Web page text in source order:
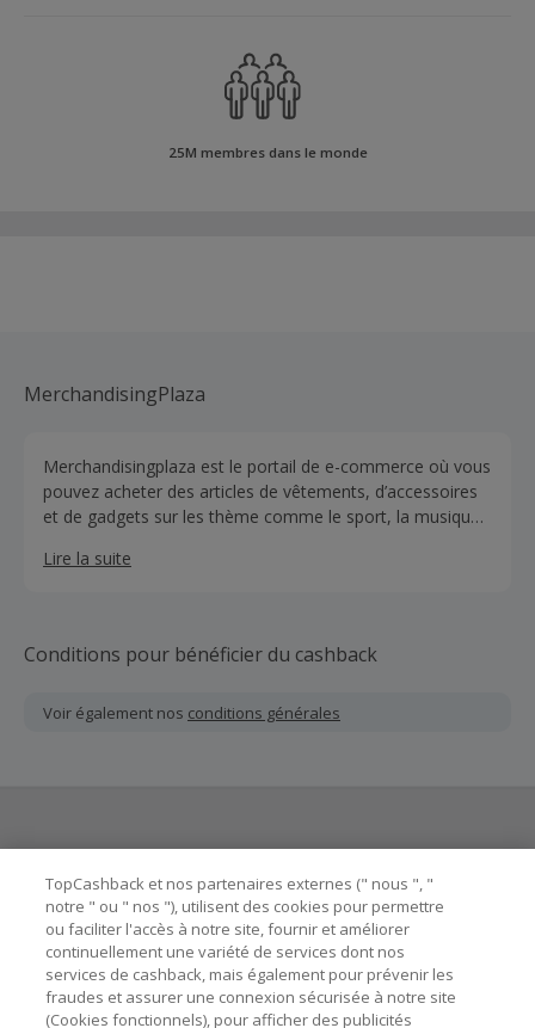
25M membres dans le monde
MerchandisingPlaza
Merchandisingplaza est le portail de e-commerce où vous
pouvez acheter des articles de vêtements, d’accessoires
et de gadgets sur les thème comme le sport, la musique,
prix les plus bas du web. Le plus grand conteneur de
Lire la suite
Conditions pour bénéficier du cashback
Voir également nos conditions générales
Astuces pour économiser
A propos de
TopCashback et nos partenaires externes (" nous ", "
notre " ou " nos "), utilisent des cookies pour permettre
ou faciliter l'accès à notre site, fournir et améliorer
continuellement une variété de services dont nos
services de cashback, mais également pour prévenir les
fraudes et assurer une connexion sécurisée à notre site
(Cookies fonctionnels), pour afficher des publicités